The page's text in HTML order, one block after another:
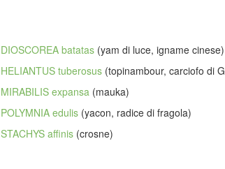
DIOSCOREA batatas (yam di luce, igname cinese)
HELIANTUS tuberosus (topinambour, carciofo di
MIRABILIS expansa (mauka)
POLYMNIA edulis (yacon, radice di fragola)
STACHYS affinis (crosne)